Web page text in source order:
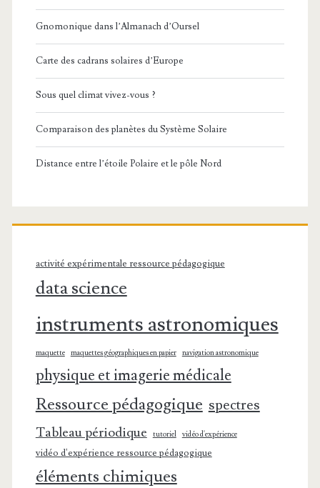
Gnomonique dans l’Almanach d’Oursel
Carte des cadrans solaires d’Europe
Sous quel climat vivez-vous ?
Comparaison des planètes du Système Solaire
Distance entre l’étoile Polaire et le pôle Nord
activité expérimentale ressource pédagogique
data science
instruments astronomiques
maquette maquettes géographiques en papier navigation astronomique
physique et imagerie médicale
Ressource pédagogique spectres
Tableau périodique tutoriel vidéo d'expérience
vidéo d'expérience ressource pédagogique
éléments chimiques